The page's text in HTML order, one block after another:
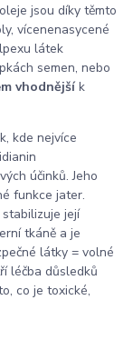
jsou díky těmto
vícenenasycené
látek
semen, nebo
vhodnějšík
kde nejvíce
účinků. Jeho
funkce jater.
její
tkáně a je
látky = volné
léčba důsledků
co je toxické,